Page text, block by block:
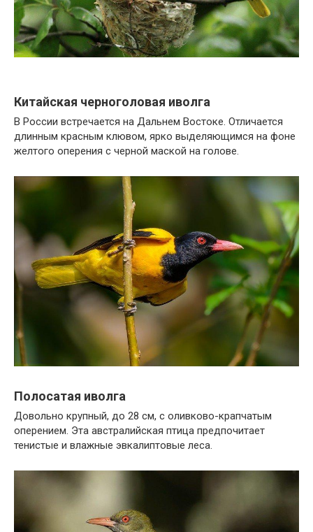
Китайская черноголовая иволга
В России встречается на Дальнем Востоке. Отличается
длинным красным клювом, ярко выделяющимся на фоне
желтого оперения с черной маской на голове.
Полосатая иволга
Довольно крупный, до 28 см, с оливково-крапчатым
оперением. Эта австралийская птица предпочитает
тенистые и влажные эвкалиптовые леса.